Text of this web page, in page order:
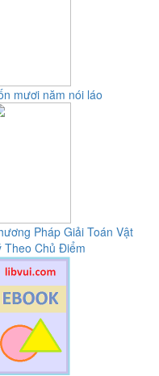
mươi năm nói láo
Pháp Giải Toán Vật
Theo Chủ Điểm